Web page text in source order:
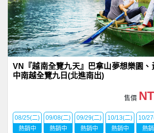
VN『越南全覽九天』巴拿山夢想樂園、
中南越全覽九日(北進南出)
售價
08/25(二)
熱銷中
09/08(二)
熱銷中
09/29(二)
熱銷中
10/13(二)
熱銷中
10/
熱